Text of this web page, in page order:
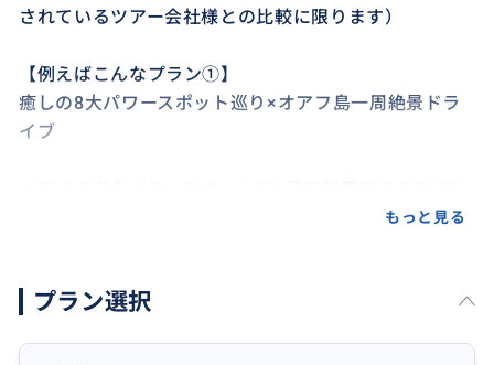
されているツアー会社様との比較に限ります）
【例えばこんなプラン①】
癒しの8大パワースポット巡り×オアフ島一周絶景ドラ
イブ
チュアルツアー！パワースポットからエネルギーをも
島全体がパワースポットとも言われるハワイですが、
もっと見る
プラン選択